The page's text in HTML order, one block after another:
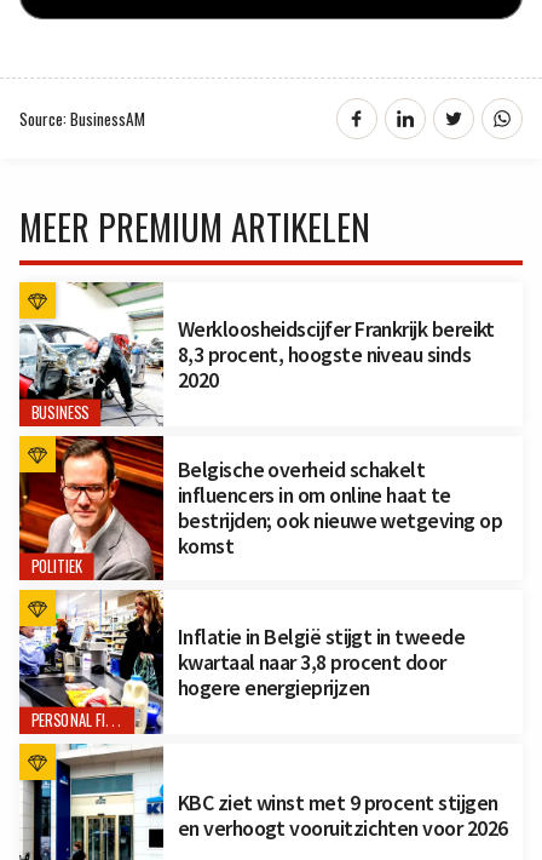
Source: BusinessAM
MEER PREMIUM ARTIKELEN
BUSINESS
Werkloosheidscijfer Frankrijk bereikt
8,3 procent, hoogste niveau sinds
2020
POLITIEK
Belgische overheid schakelt
influencers in om online haat te
bestrijden; ook nieuwe wetgeving op
komst
PERSONAL FINANCE
Inflatie in België stijgt in tweede
kwartaal naar 3,8 procent door
hogere energieprijzen
KBC ziet winst met 9 procent stijgen
en verhoogt vooruitzichten voor 2026